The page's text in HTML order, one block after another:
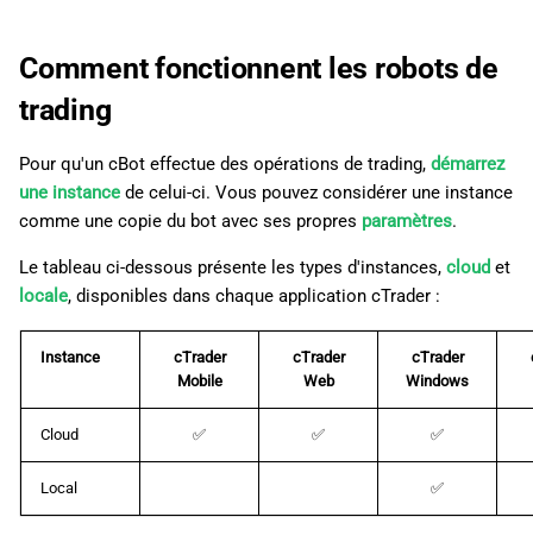
Comment fonctionnent les robots de
trading
Pour qu'un cBot effectue des opérations de trading, démarrez
une instance de celui-ci. Vous pouvez considérer une instance
comme une copie du bot avec ses propres paramètres.
Le tableau ci-dessous présente les types d'instances, cloud et
locale, disponibles dans chaque application cTrader :
Instance
cTrader
Mobile
cTrader
Web
cTrader
Windows
Cloud ✅ ✅ ✅
Local ✅